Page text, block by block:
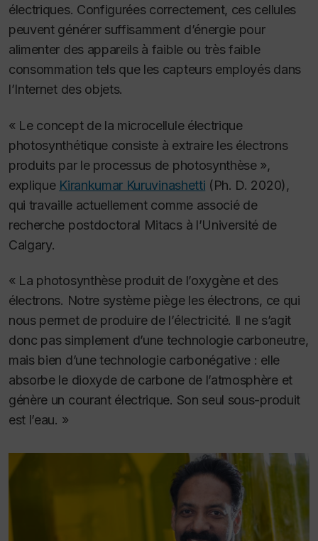
électriques. Configurées correctement, ces cellules
peuvent générer suffisamment d’énergie pour
alimenter des appareils à faible ou très faible
consommation tels que les capteurs employés dans
l’Internet des objets.
« Le concept de la microcellule électrique
photosynthétique consiste à extraire les électrons
produits par le processus de photosynthèse »,
explique Kirankumar Kuruvinashetti (Ph. D. 2020),
qui travaille actuellement comme associé de
recherche postdoctoral Mitacs à l’Université de
Calgary.
« La photosynthèse produit de l’oxygène et des
électrons. Notre système piège les électrons, ce qui
nous permet de produire de l’électricité. Il ne s’agit
donc pas simplement d’une technologie carboneutre,
mais bien d’une technologie carbonégative : elle
absorbe le dioxyde de carbone de l’atmosphère et
génère un courant électrique. Son seul sous-produit
est l’eau. »